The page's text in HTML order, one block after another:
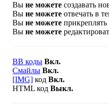
Вы не можете создавать
Вы не можете отвечать в
Вы не можете
Вы не можете
BB коды Вкл.
Смайлы Вкл.
[IMG] код Вкл.
HTML код Выкл.